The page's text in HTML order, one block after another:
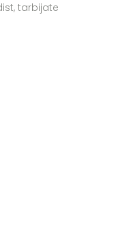
tarbijate